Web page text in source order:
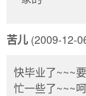
苦儿 (2009-12-
快毕业了~~~
忙一些了~~~